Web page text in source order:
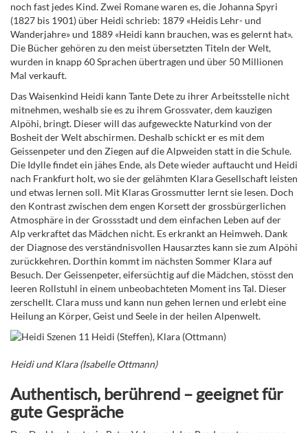
noch fast jedes Kind. Zwei Romane waren es, die Johanna Spyri
(1827 bis 1901) über Heidi schrieb: 1879 «Heidis Lehr- und
Wanderjahre» und 1889 «Heidi kann brauchen, was es gelernt hat».
Die Bücher gehören zu den meist übersetzten Titeln der Welt,
wurden in knapp 60 Sprachen übertragen und über 50 Millionen
Mal verkauft.
Das Waisenkind Heidi kann Tante Dete zu ihrer Arbeitsstelle nicht
mitnehmen, weshalb sie es zu ihrem Grossvater, dem kauzigen
Alpöhi, bringt. Dieser will das aufgeweckte Naturkind von der
Bosheit der Welt abschirmen. Deshalb schickt er es mit dem
Geissenpeter und den Ziegen auf die Alpweiden statt in die Schule.
Die Idylle findet ein jähes Ende, als Dete wieder auftaucht und Heidi
nach Frankfurt holt, wo sie der gelähmten Klara Gesellschaft leisten
und etwas lernen soll. Mit Klaras Grossmutter lernt sie lesen. Doch
den Kontrast zwischen dem engen Korsett der grossbürgerlichen
Atmosphäre in der Grossstadt und dem einfachen Leben auf der
Alp verkraftet das Mädchen nicht. Es erkrankt an Heimweh. Dank
der Diagnose des verständnisvollen Hausarztes kann sie zum Alpöhi
zurückkehren. Dorthin kommt im nächsten Sommer Klara auf
Besuch. Der Geissenpeter, eifersüchtig auf die Mädchen, stösst den
leeren Rollstuhl in einem unbeobachteten Moment ins Tal. Dieser
zerschellt. Clara muss und kann nun gehen lernen und erlebt eine
Heilung an Körper, Geist und Seele in der heilen Alpenwelt.
Heidi und Klara (Isabelle Ottmann)
Authentisch, berührend – geeignet für
gute Gespräche